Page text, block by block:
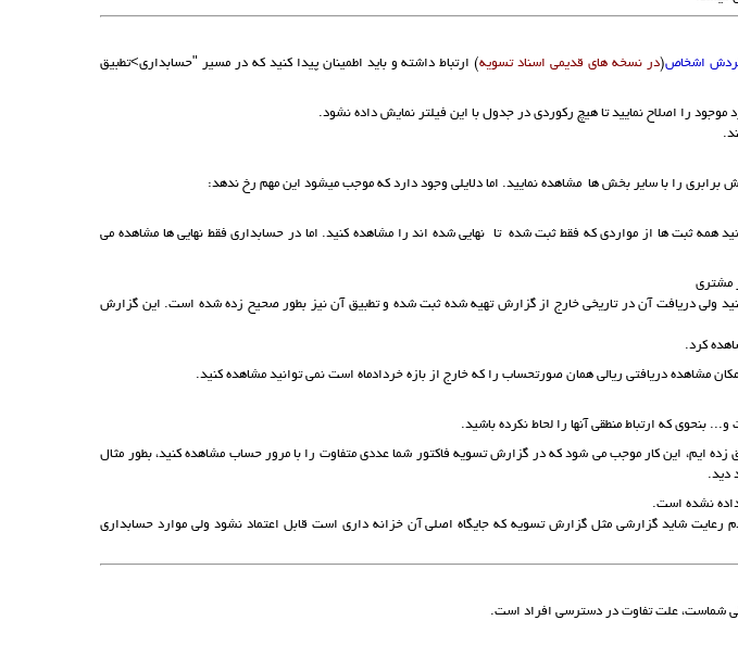
اشخاص(در نسخه های قدیمی اسناد تسویه) ارتباط داشته و باید اطمینان پیدا کنید که در مسیر "حسابداری>تطبیق
موجود را اصلاح نمایید تا هیچ رکوردی در جدول با این فیلتر نمایش داده نشود.
برابری را با سایر بخش ها مشاهده نمایید. اما دلایلی وجود دارد که موجب میشود این مهم رخ ندهد:
ثبت ها از مواردی که فقط ثبت شده تا نهایی شده اند را مشاهده کنید. اما در حسابداری فقط نهایی ها مشاهده می
مشتری
ولی دریافت آن در تاریخی خارج از گزارش تهیه شده ثبت شده و تطبیق آن نیز بطور صحیح زده شده است. این گزارش
کرد.
مشاهده دریافتی ریالی همان صورتحساب را که خارج از بازه خردادماه است نمی توانید مشاهده کنید.
که ارتباط منطقی آنها را لحاط نکرده باشید.
ایم، این کار موجب می شود که در گزارش تسویه فاکتور شما عددی متفاوت را با مرور حساب مشاهده کنید، بطور مثال
دید.
نشده است.
شاید گزارشی مثل گزارش تسویه که جایگاه اصلی آن خزانه داری است قابل اعتماد نشود ولی موارد حسابداری
شماست، علت تفاوت در دسترسی افراد است.